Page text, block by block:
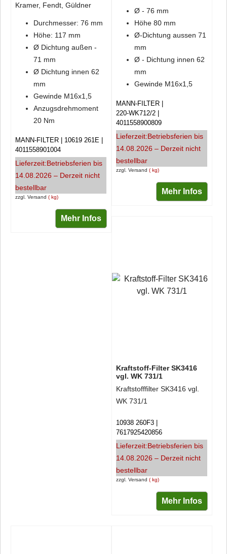
Kramer, Fendt, Güldner
Durchmesser: 76 mm
Höhe: 117 mm
Ø Dichtung außen -
71 mm
Ø Dichtung innen 62
mm
Gewinde M16x1,5
Anzugsdrehmoment
20 Nm
zzgl. Versand kg
MANN-FILTER
10619 261E
4011558901004
Lieferzeit:Betriebsferien bis
14.08.2026 – Derzeit nicht
bestellbar
Mehr Infos
Ø - 76 mm
Höhe 80 mm
Ø-Dichtung aussen 71
mm
Ø - Dichtung innen 62
mm
Gewinde M16x1,5
zzgl. Versand kg
MANN-FILTER
220-WK712/2
4011558900809
Lieferzeit:Betriebsferien bis
14.08.2026 – Derzeit nicht
bestellbar
Mehr Infos
Kraftstoff-Filter SK3416
vgl. WK 731/1
Kraftstofffilter SK3416 vgl.
WK 731/1
zzgl. Versand kg
10938 260F3
7617925420856
Lieferzeit:Betriebsferien bis
14.08.2026 – Derzeit nicht
bestellbar
Mehr Infos